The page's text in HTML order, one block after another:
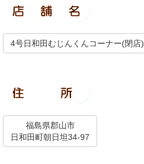
4号日和田むじんくんコーナー(閉店)
福島県郡山市
日和田町朝日坦34-97